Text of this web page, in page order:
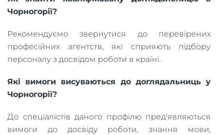
Чорногорії?
Рекомендуємо звернутися до перевірених
професійних агентств, які сприяють підбору
персоналу з досвідом роботи в країні.
Які вимоги висуваються до доглядальниць у
Чорногорії?
До спеціалістів даного профілю пред'являються
вимоги до досвіду роботи, знання мови,